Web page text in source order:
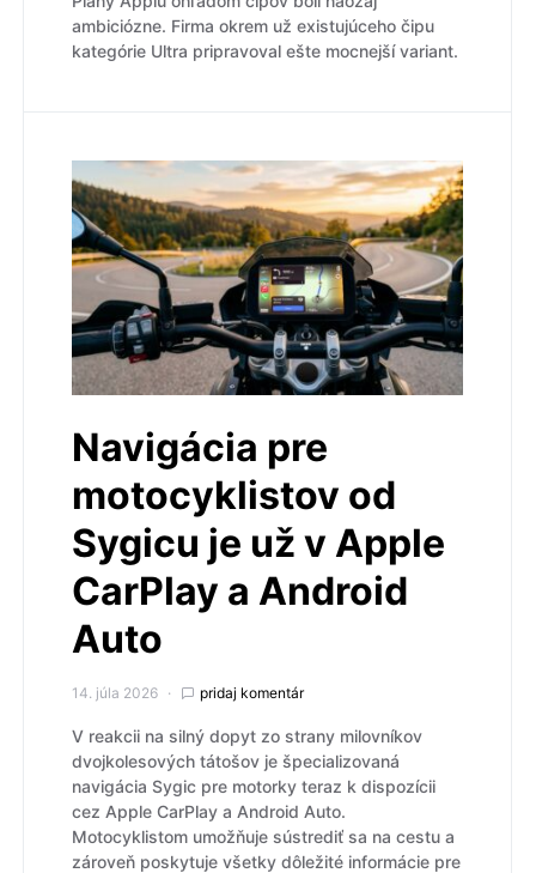
ambiciózne. Firma okrem už existujúceho čipu
kategórie Ultra pripravoval ešte mocnejší variant.
Navigácia pre
motocyklistov od
Sygicu je už v Apple
CarPlay a Android
Auto
14. júla 2026 pridaj komentár
V reakcii na silný dopyt zo strany milovníkov
dvojkolesových tátošov je špecializovaná
navigácia Sygic pre motorky teraz k dispozícii
cez Apple CarPlay a Android Auto.
Motocyklistom umožňuje sústrediť sa na cestu a
zároveň poskytuje všetky dôležité informácie pre